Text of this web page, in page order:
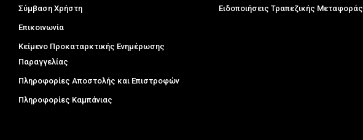
Σύμβαση Χρήστη
Επικοινωνία
Κείμενο Προκαταρκτικής Ενημέρωσης
Παραγγελίας
Πληροφορίες Αποστολής και Επιστροφών
Πληροφορίες Καμπάνιας
Ειδοποιήσεις Τραπεζικής Μεταφοράς